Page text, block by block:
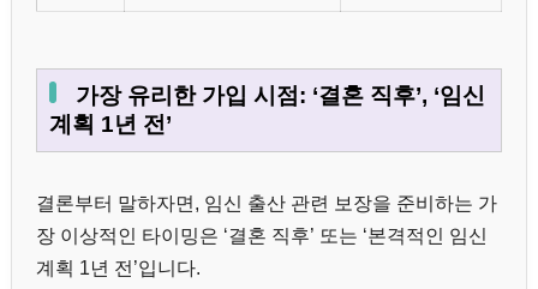
가장 유리한 가입 시점: ‘결혼 직후’, ‘임신
계획 1년 전’
결론부터 말하자면, 임신 출산 관련 보장을 준비하는 가
장 이상적인 타이밍은 ‘결혼 직후’ 또는 ‘본격적인 임신
계획 1년 전’입니다.